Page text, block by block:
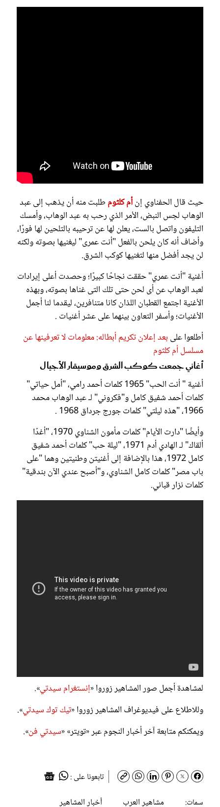
حيث قال الحفناوي إنأم كلثوم طلبت منه أن يذهب إلى عبد
الوهاب لجس النبض، الأمر الذي رحب به عبد الوهاب، وأمسك
التليفون واتصل بالست، يعلن لها عن ترحيبه بالتلحين لها فورًا،
وأضاف أنه كان يلحن بالفعل "أنت عمرى" ليغنيها بصوته ولكنه
لن يجد أفضل منها لتغنيها كوكب الشرق.
أغنية "أنت عمري" حققت نجاحًا كبيرًا؛ وحصدت أعلى إيرادات
لعبد الوهاب عن أى لحن حتى تلك التى غناها بصوته، وبهذه
الأغنية اجتمع القطبان اللذان كانا متنافرين، ليقدما لنا أجمل
الأغنيات؛ وأسفر التعاون بينهما على عشر أغنيات .
أطلعوا على بعد إعلان تكريم أبطاله: معلومات لا تعرفينها عن
مسلسل أم كلثوم
أغاني جمعت كوكب الشرق وموسيقار الأجيال
أغنية " أنت الحب" 1965 كلمات أحمد رامي، "أمل حياتي"
كلمات أحمد شفيق كامل و"فكروني" لـ عبد الوهاب محمد
1966، "هذه ليلتي" كلمات جورج جرداق 1968 .
وأيضًا "دارت الأيام" كلمات مأمون الشناوي 1970، "أغدًا
ألقاك" لـ الهادي أدم 1971، "ليلة حب" كلمات أحمد شفيق
كامل 1972، هذا بالإضافة إلى أغنيتن وطنيتين وهما "على
باب مصر" كلمات كامل الشناوي، و"أصبح عندي الآن بندقية"
كلمات نزار قباني.
لمشاهدة أجمل صور المشاهير زوروا «إنستغرام سيدتي».
وللاطلاع على فيديوغراف المشاهير زوروا «تيك توك سيدتي».
ويمكنكم متابعة آخر أخبار النجوم عبر «تويتر» «سيدتي فن».
تابعونا على :
سمات:
مشاهير العرب أخبار المشاهير